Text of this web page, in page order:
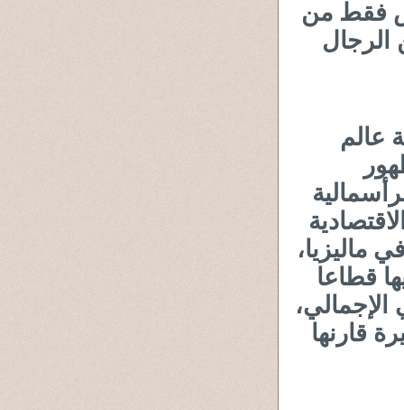
فقط من
عالم
ماليزيا،
قطاعا
المحلي الإجمالي،
قارنها